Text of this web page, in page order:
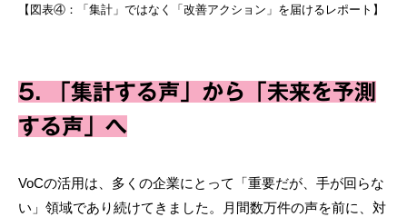
【図表④：「集計」ではなく「改善アクション」を届けるレポート】
5. 「集計する声」から「未来を予測
する声」へ
VoCの活用は、多くの企業にとって「重要だが、手が回らな
い」領域であり続けてきました。月間数万件の声を前に、対